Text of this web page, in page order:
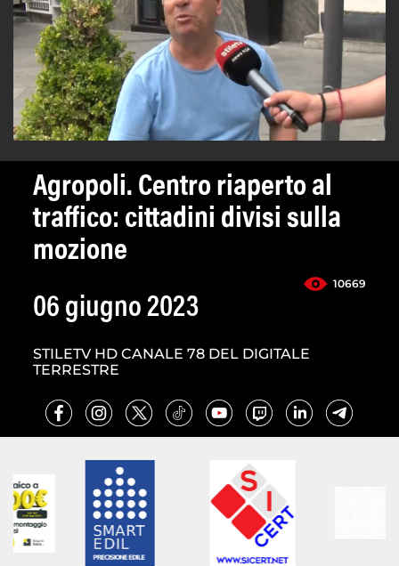
Agropoli. Centro riaperto al
traffico: cittadini divisi sulla
mozione
10669
06 giugno 2023
STILETV HD CANALE 78 DEL DIGITALE
TERRESTRE